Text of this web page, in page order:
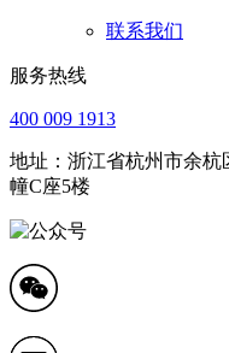
联系我们
服务热线
400 009 1913
地址：浙江省杭州市余杭
幢C座5楼